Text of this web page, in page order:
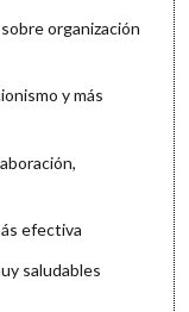
organización
y más
efectiva
saludables